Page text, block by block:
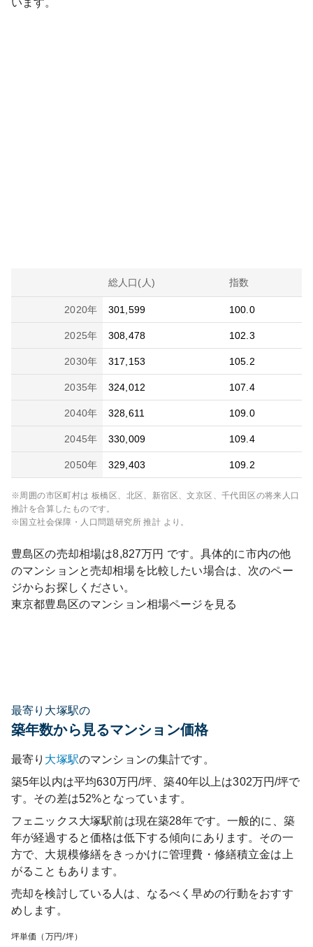
います。
総人口(人) 指数
2020年 301,599 100.0
2025年 308,478 102.3
2030年 317,153 105.2
2035年 324,012 107.4
2040年 328,611 109.0
2045年 330,009 109.4
2050年 329,403 109.2
※周囲の市区町村は 板橋区、北区、新宿区、文京区、千代田区の将来人口
推計を合算したものです。
※国立社会保障・人口問題研究所 推計 より。
豊島区の売却相場は8,827万円 です。具体的に市内の他
のマンションと売却相場を比較したい場合は、次のペー
ジからお探しください。
東京都豊島区のマンション相場ページを見る
最寄り大塚駅の
築年数から見るマンション価格
最寄り 大塚駅のマンションの集計です。
築5年以内は平均630万円/坪、築40年以上は302万円/坪で
す。その差は52%となっています。
フェニックス大塚駅前は現在築28年です。一般的に、築
年が経過すると価格は低下する傾向にあります。その一
方で、大規模修繕をきっかけに管理費・修繕積立金は上
がることもあります。
売却を検討している人は、なるべく早めの行動をおすす
めします。
坪単価（万円/坪）